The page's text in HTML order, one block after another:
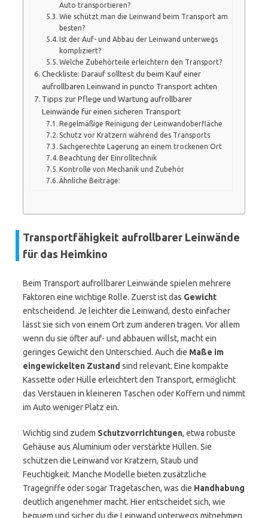
Auto transportieren?
Wie schützt man die Leinwand beim Transport am
besten?
Ist der Auf- und Abbau der Leinwand unterwegs
kompliziert?
Welche Zubehörteile erleichtern den Transport?
Checkliste: Darauf solltest du beim Kauf einer
aufrollbaren Leinwand in puncto Transport achten
Tipps zur Pflege und Wartung aufrollbarer
Leinwände für einen sicheren Transport
Regelmäßige Reinigung der Leinwandoberfläche
Schutz vor Kratzern während des Transports
Sachgerechte Lagerung an einem trockenen Ort
Beachtung der Einrolltechnik
Kontrolle von Mechanik und Zubehör
Ähnliche Beiträge:
Transportfähigkeit aufrollbarer Leinwände
für das Heimkino
Beim Transport aufrollbarer Leinwände spielen mehrere
Faktoren eine wichtige Rolle. Zuerst ist das Gewicht
entscheidend. Je leichter die Leinwand, desto einfacher
lässt sie sich von einem Ort zum anderen tragen. Vor allem
wenn du sie öfter auf- und abbauen willst, macht ein
geringes Gewicht den Unterschied. Auch die Maße im
eingewickelten Zustand sind relevant. Eine kompakte
Kassette oder Hülle erleichtert den Transport, ermöglicht
das Verstauen in kleineren Taschen oder Koffern und nimmt
im Auto weniger Platz ein.
Wichtig sind zudem Schutzvorrichtungen, etwa robuste
Gehäuse aus Aluminium oder verstärkte Hüllen. Sie
schützen die Leinwand vor Kratzern, Staub und
Feuchtigkeit. Manche Modelle bieten zusätzliche
Tragegriffe oder sogar Tragetaschen, was die Handhabung
deutlich angenehmer macht. Hier entscheidet sich, wie
bequem und sicher du die Leinwand unterwegs mitnehmen